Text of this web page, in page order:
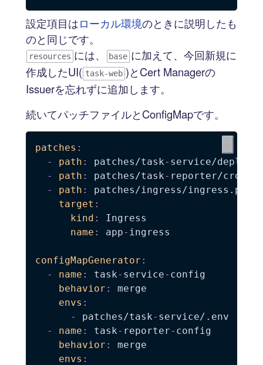
設定項目はローカル環境のときに説明したも
のと同じです。
resources には、 base に加えて、今回新規に
作成したUI( task-web )とCert Managerの
Issuerを忘れずに追加します。
続いてパッチファイルとConfigMapです。
patches :
-
path : patches/task- service/
-
path : patches/task- reporter/
-
path :
patches/ingress/
target :
kind :
Ingress
name : app- ingress
configMapGenerator :
-
name : task- service- config
behavior :
merge
envs :
-
patches/task- service/.env
-
name : task- reporter- config
behavior :
merge
envs :